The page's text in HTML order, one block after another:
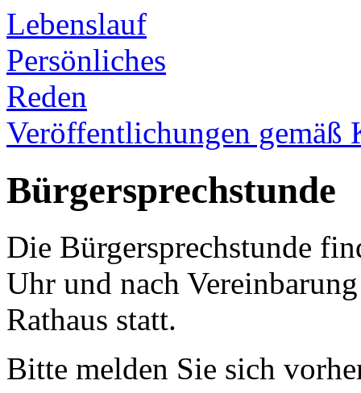
Lebenslauf
Persönliches
Reden
Veröffentlichungen gemäß
Bürgersprechstunde
Die Bürgersprechstunde
Uhr und nach
Rathaus statt.
Bitte melden Sie sich